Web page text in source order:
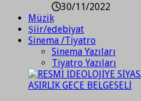
30/11/2022
Müzik
Şiir/edebiyat
Sinema /Tiyatro
Sinema Yazıları
Tiyatro Yazıları